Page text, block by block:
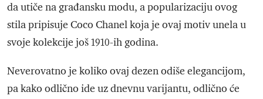
da utiče na građansku modu, a popularizaciju ovog
stila pripisuje Coco Chanel koja je ovaj motiv unela u
svoje kolekcije još 1910-ih godina.
Neverovatno je koliko ovaj dezen odiše elegancijom,
pa kako odlično ide uz dnevnu varijantu, odlično će